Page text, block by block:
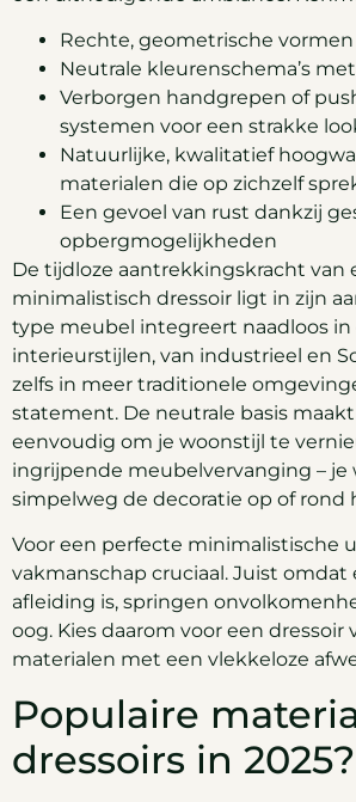
Rechte, geometrische
Neutrale kleurenschema’s
Verborgen handgrepen of
systemen voor een strakke
Natuurlijke, kwalitatief
materialen die op zichzelf
Een gevoel van rust dankzij
opbergmogelijkheden
De tijdloze aantrekkingskracht van
minimalistisch dressoir ligt in zijn
type meubel integreert naadloos in
interieurstijlen, van industrieel en
zelfs in meer traditionele
statement. De neutrale basis
eenvoudig om je woonstijl te
ingrijpende meubelvervanging – je
simpelweg de decoratie op of rond
Voor een perfecte minimalistische
vakmanschap cruciaal. Juist omdat
afleiding is, springen
oog. Kies daarom voor een dressoir
materialen met een vlekkeloze
Populaire
dressoirs in 2025?